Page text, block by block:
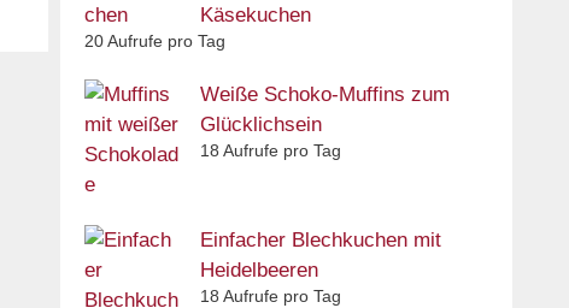
Käsekuchen
20 Aufrufe pro Tag
Weiße Schoko-Muffins zum
Glücklichsein
18 Aufrufe pro Tag
Einfacher Blechkuchen mit
Heidelbeeren
18 Aufrufe pro Tag